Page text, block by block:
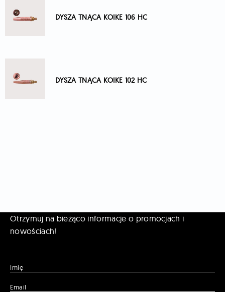
DYSZA TNĄCA KOIKE 106 HC
DYSZA TNĄCA KOIKE 102 HC
Otrzymuj na bieżąco informacje o promocjach i
nowościach!
Imię
Email